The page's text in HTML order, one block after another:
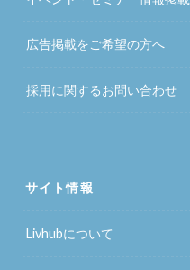
広告掲載をご希望の方へ
採用に関するお問い合わせ
サイト情報
Livhubについて